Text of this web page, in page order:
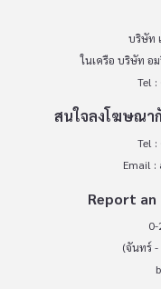
บริษัท
ในเครือ บริษัท อ
Tel
สนใจลงโฆษณา
Tel
Email :
Report an
(จันทร์ -